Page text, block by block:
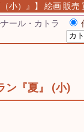
小）』】 絵画 販
ール・カトラ
ン『夏』 (小)